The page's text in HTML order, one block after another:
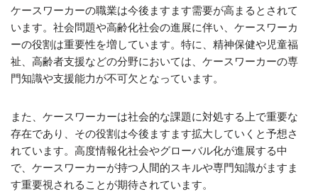
ケースワーカーの職業は今後ますます需要が高まるとされて
います。社会問題や高齢化社会の進展に伴い、ケースワーカ
ーの役割は重要性を増しています。特に、精神保健や児童福
祉、高齢者支援などの分野においては、ケースワーカーの専
門知識や支援能力が不可欠となっています。
また、ケースワーカーは社会的な課題に対処する上で重要な
存在であり、その役割は今後ますます拡大していくと予想さ
れています。高度情報化社会やグローバル化が進展する中
で、ケースワーカーが持つ人間的スキルや専門知識がますま
す重要視されることが期待されています。